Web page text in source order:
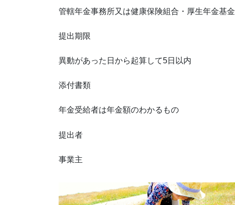
管轄年金事務所又は健康保険組合・厚生年金基金
提出期限
異動があった日から起算して5日以内
添付書類
年金受給者は年金額のわかるもの
提出者
事業主